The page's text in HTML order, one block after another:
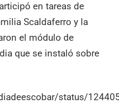
en tareas de
Scaldaferro y la
el módulo de
que se instaló sobre
status/